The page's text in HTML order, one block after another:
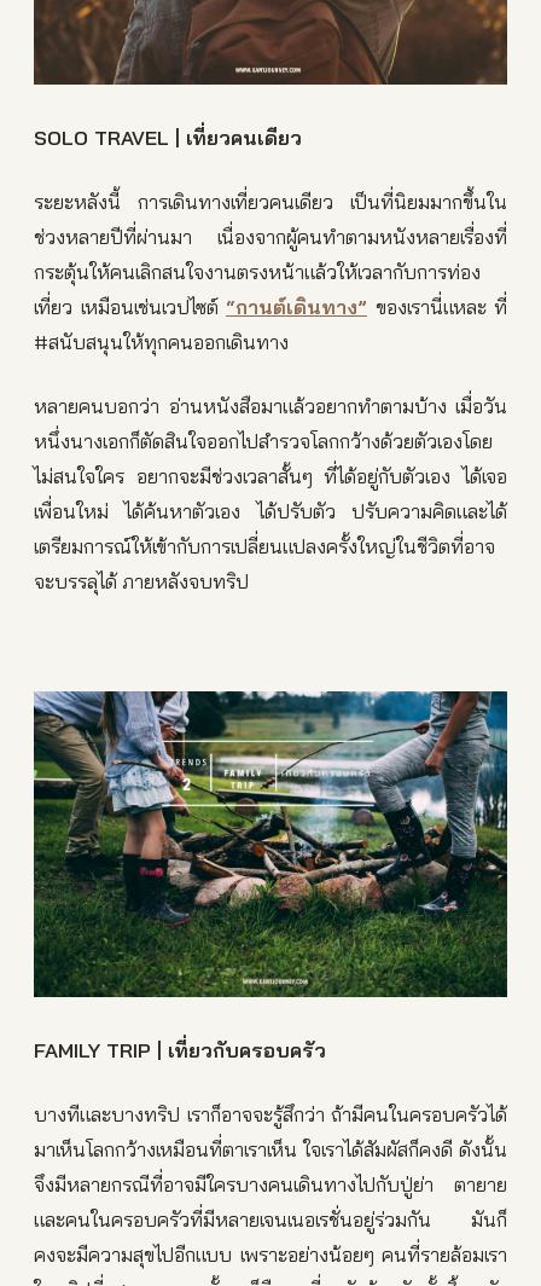
SOLO TRAVEL | เที่ยวคนเดียว
ระยะหลังนี้ การเดินทางเที่ยวคนเดียว เป็นที่นิยมมากขึ้นใน
ช่วงหลายปีที่ผ่านมา เนื่องจากผู้คนทำตามหนังหลายเรื่องที่
กระตุ้นให้คนเลิกสนใจงานตรงหน้าแล้วให้เวลากับการท่อง
เที่ยว เหมือนเช่นเวปไซต์ “กานต์เดินทาง” ของเรานี่แหละ ที่
#สนับสนุนให้ทุกคนออกเดินทาง
หลายคนบอกว่า อ่านหนังสือมาแล้วอยากทำตามบ้าง เมื่อวัน
หนึ่งนางเอกก็ตัดสินใจออกไปสำรวจโลกกว้างด้วยตัวเองโดย
ไม่สนใจใคร อยากจะมีช่วงเวลาสั้นๆ ที่ได้อยู่กับตัวเอง ได้เจอ
เพื่อนใหม่ ได้ค้นหาตัวเอง ได้ปรับตัว ปรับความคิดและได้
เตรียมการณ์ให้เข้ากับการเปลี่ยนแปลงครั้งใหญ่ในชีวิตที่อาจ
จะบรรลุได้ ภายหลังจบทริป
FAMILY TRIP | เที่ยวกับครอบครัว
บางทีและบางทริป เราก็อาจจะรู้สึกว่า ถ้ามีคนในครอบครัวได้
มาเห็นโลกกว้างเหมือนที่ตาเราเห็น ใจเราได้สัมผัสก็คงดี ดังนั้น
จึงมีหลายกรณีที่อาจมีใครบางคนเดินทางไปกับปู่ย่า ตายาย
และคนในครอบครัวที่มีหลายเจนเนอเรชั่นอยู่ร่วมกัน มันก็
คงจะมีความสุขไปอีกแบบ เพราะอย่างน้อยๆ คนที่รายล้อมเรา